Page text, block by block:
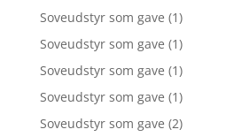
Soveudstyr som gave (1)
Soveudstyr som gave (1)
Soveudstyr som gave (1)
Soveudstyr som gave (1)
Soveudstyr som gave (2)